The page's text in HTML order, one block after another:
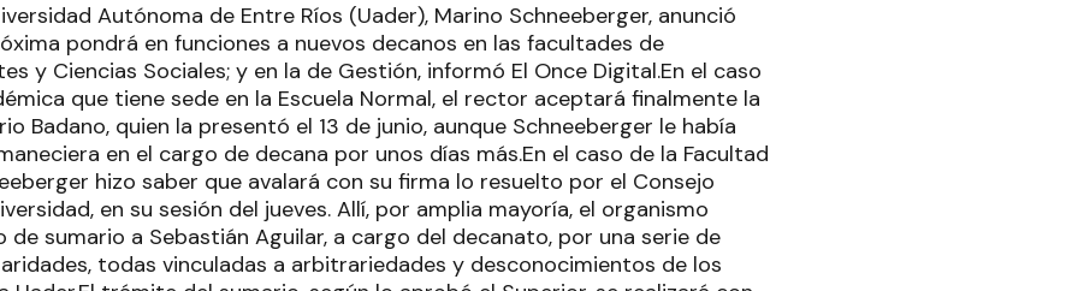
Autónoma de Entre Ríos (Uader), Marino Schneeberger, anunció
pondrá en funciones a nuevos decanos en las facultades de
y Ciencias Sociales; y en la de Gestión, informó El Once Digital.En el caso
que tiene sede en la Escuela Normal, el rector aceptará finalmente la
Badano, quien la presentó el 13 de junio, aunque Schneeberger le había
en el cargo de decana por unos días más.En el caso de la Facultad
hizo saber que avalará con su firma lo resuelto por el Consejo
en su sesión del jueves. Allí, por amplia mayoría, el organismo
de sumario a Sebastián Aguilar, a cargo del decanato, por una serie de
todas vinculadas a arbitrariedades y desconocimientos de los